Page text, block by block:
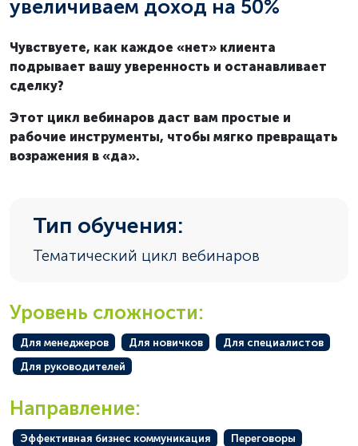
увеличиваем доход на 50%
Чувствуете, как каждое «нет» клиента
подрывает вашу уверенность и останавливает
сделку?
Этот цикл вебинаров даст вам простые и
рабочие инструменты, чтобы мягко превращать
возражения в «да».
Тип обучения:
Тематический цикл вебинаров
Уровень сложности:
Для менеджеров Для новичков Для специалистов
Для руководителей
Направление:
Эффективная бизнес коммуникация Переговоры